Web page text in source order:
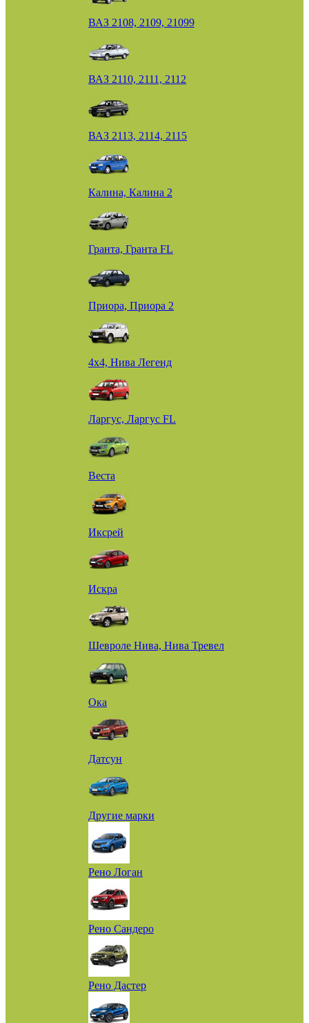
ВАЗ 2108, 2109, 21099
ВАЗ 2110, 2111, 2112
ВАЗ 2113, 2114, 2115
Калина, Калина 2
Гранта, Гранта FL
Приора, Приора 2
4х4, Нива Легенд
Ларгус, Ларгус FL
Веста
Иксрей
Искра
Шевроле Нива, Нива Тревел
Ока
Датсун
Другие марки
Рено Логан
Рено Сандеро
Рено Дастер